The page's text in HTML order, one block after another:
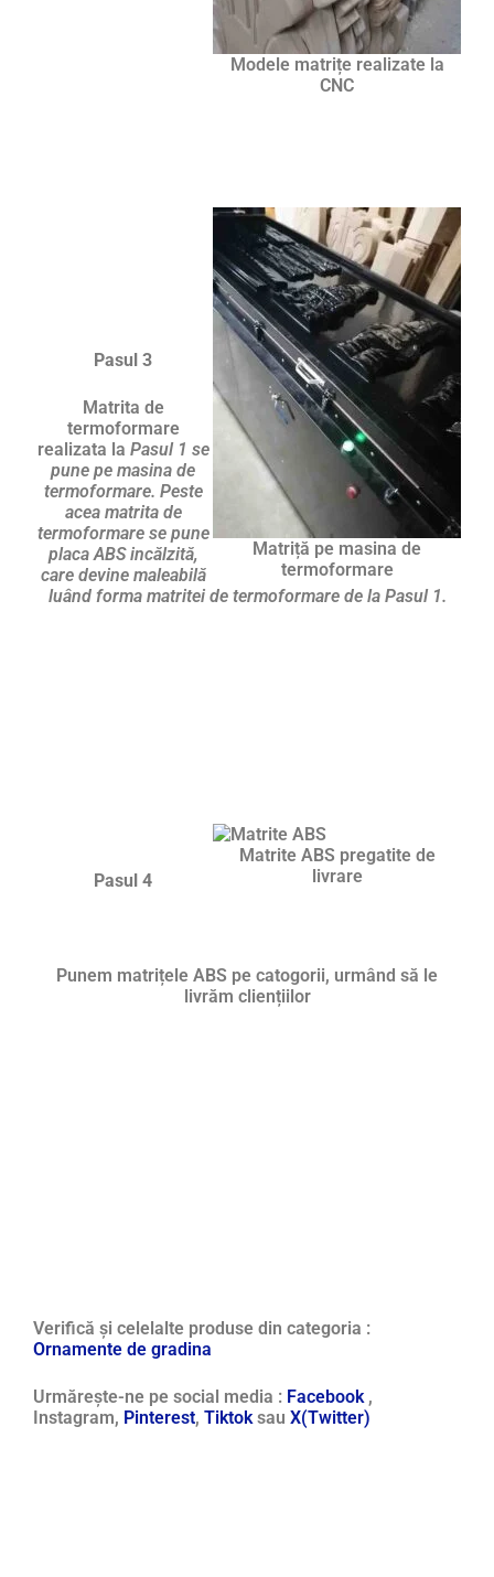
Modele matrițe realizate la
CNC
Matriță pe masina de
termoformare
Pasul 3
Matrita de
termoformare
realizata la Pasul 1 se
pune pe masina de
termoformare. Peste
acea matrita de
termoformare se pune
placa ABS incălzită,
care devine maleabilă
luând forma matritei de termoformare de la Pasul 1.
Matrite ABS pregatite de
livrare
Pasul 4
Punem matrițele ABS pe catogorii, urmând să le
livrăm cliențiilor
Verifică și celelalte produse din categoria :
Ornamente de gradina
Urmărește-ne pe social media : Facebook ,
Instagram, Pinterest, Tiktoksau X(Twitter)